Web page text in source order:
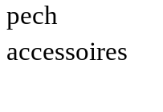
pech
accessoires